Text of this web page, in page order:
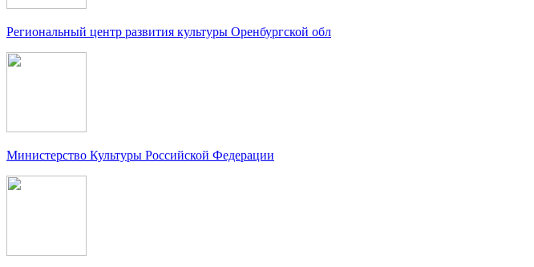
Региональный центр развития культуры Оренбургской обл
Министерство Культуры Российской Федерации